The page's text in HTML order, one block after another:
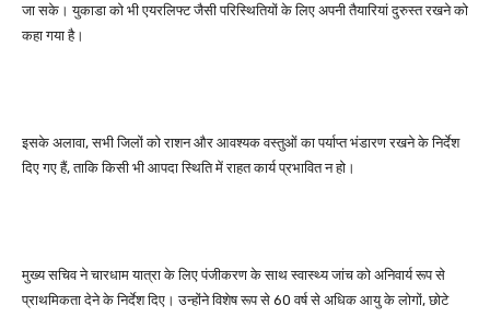
जा सके। युकाडा को भी एयरलिफ्ट जैसी परिस्थितियों के लिए अपनी तैयारियां दुरुस्त रखने को
कहा गया है।
इसके अलावा, सभी जिलों को राशन और आवश्यक वस्तुओं का पर्याप्त भंडारण रखने के निर्देश
दिए गए हैं, ताकि किसी भी आपदा स्थिति में राहत कार्य प्रभावित न हो।
मुख्य सचिव ने चारधाम यात्रा के लिए पंजीकरण के साथ स्वास्थ्य जांच को अनिवार्य रूप से
प्राथमिकता देने के निर्देश दिए। उन्होंने विशेष रूप से 60 वर्ष से अधिक आयु के लोगों, छोटे